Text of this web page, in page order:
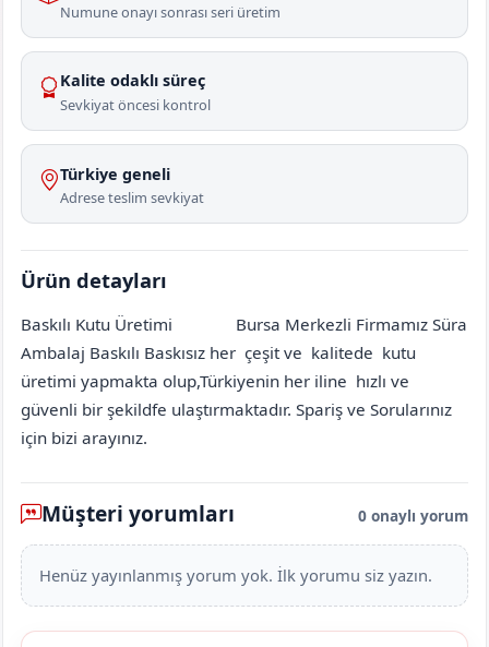
Numune onayı sonrası seri üretim
Kalite odaklı süreç
Sevkiyat öncesi kontrol
Türkiye geneli
Adrese teslim sevkiyat
Ürün detayları
Baskılı Kutu Üretimi
Bursa Merkezli Firmamız Süra
Ambalaj Baskılı Baskısız her çeşit ve kalitede kutu
üretimi yapmakta olup,Türkiyenin her iline hızlı ve
güvenli bir şekildfe ulaştırmaktadır. Spariş ve Sorularınız
için bizi arayınız.
Müşteri yorumları 0 onaylı yorum
Henüz yayınlanmış yorum yok. İlk yorumu siz yazın.